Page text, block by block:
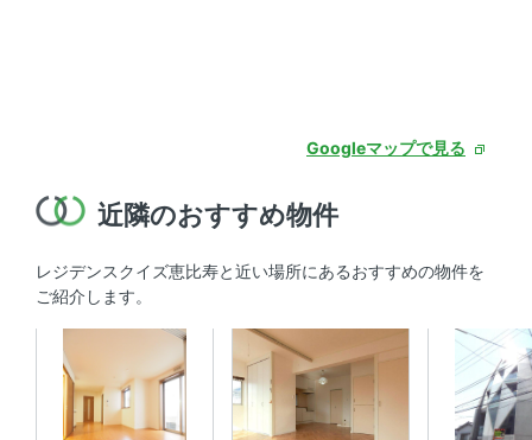
Googleマップで見る
近隣のおすすめ物件
レジデンスクイズ恵比寿と近い場所にあるおすすめの物件を
ご紹介します。